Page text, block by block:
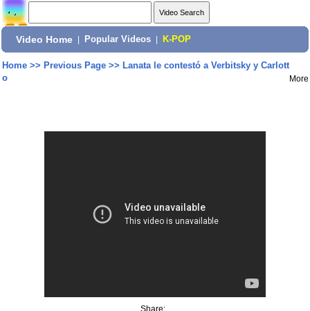
Video Home Popular Videos K-POP
Home>> Previous Page>> Lanata le contestó a Verbitsky y Carlott
o
More
Share: